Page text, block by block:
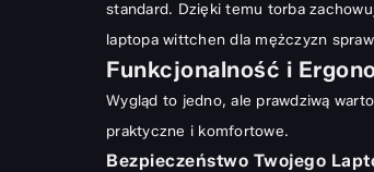
standard. Dzięki temu torba
laptopa wittchen dla mężczyzn
Funkcjonalność i
Wygląd to jedno, ale prawdziwą
praktyczne i komfortowe.
Bezpieczeństwo Twojego